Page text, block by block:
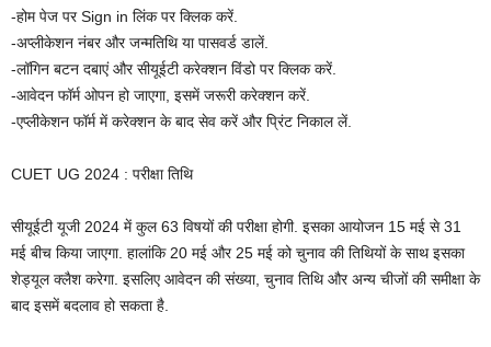
-होम पेज पर Sign in लिंक पर क्लिक करें.
-अप्लीकेशन नंबर और जन्मतिथि या पासवर्ड डालें.
-लॉगिन बटन दबाएं और सीयूईटी करेक्शन विंडो पर क्लिक करें.
-आवेदन फॉर्म ओपन हो जाएगा, इसमें जरूरी करेक्शन करें.
-एप्लीकेशन फॉर्म में करेक्शन के बाद सेव करें और प्रिंट निकाल लें.
CUET UG 2024 : परीक्षा तिथि
सीयूईटी यूजी 2024 में कुल 63 विषयों की परीक्षा होगी. इसका आयोजन 15 मई से 31
मई बीच किया जाएगा. हालांकि 20 मई और 25 मई को चुनाव की तिथियों के साथ इसका
शेड्यूल क्लैश करेगा. इसलिए आवेदन की संख्या, चुनाव तिथि और अन्य चीजों की समीक्षा के
बाद इसमें बदलाव हो सकता है.